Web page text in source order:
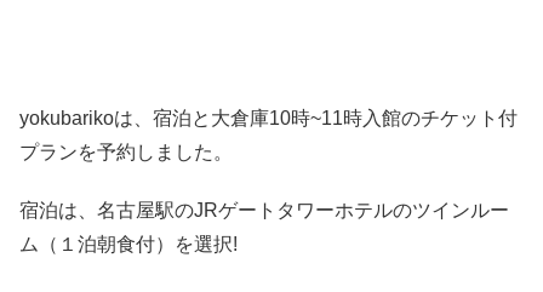
yokubarikoは、宿泊と大倉庫10時~11時入館のチケット付
プランを予約しました。
宿泊は、名古屋駅のJRゲートタワーホテルのツインルー
ム（１泊朝食付）を選択!